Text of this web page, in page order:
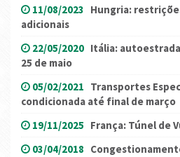
11/08/2023 Hungria:
adicionais
22/05/2020 Itália:
25 de maio
05/02/2021 Transportes
condicionada até final de março
19/11/2025 França: Túnel de
03/04/2018